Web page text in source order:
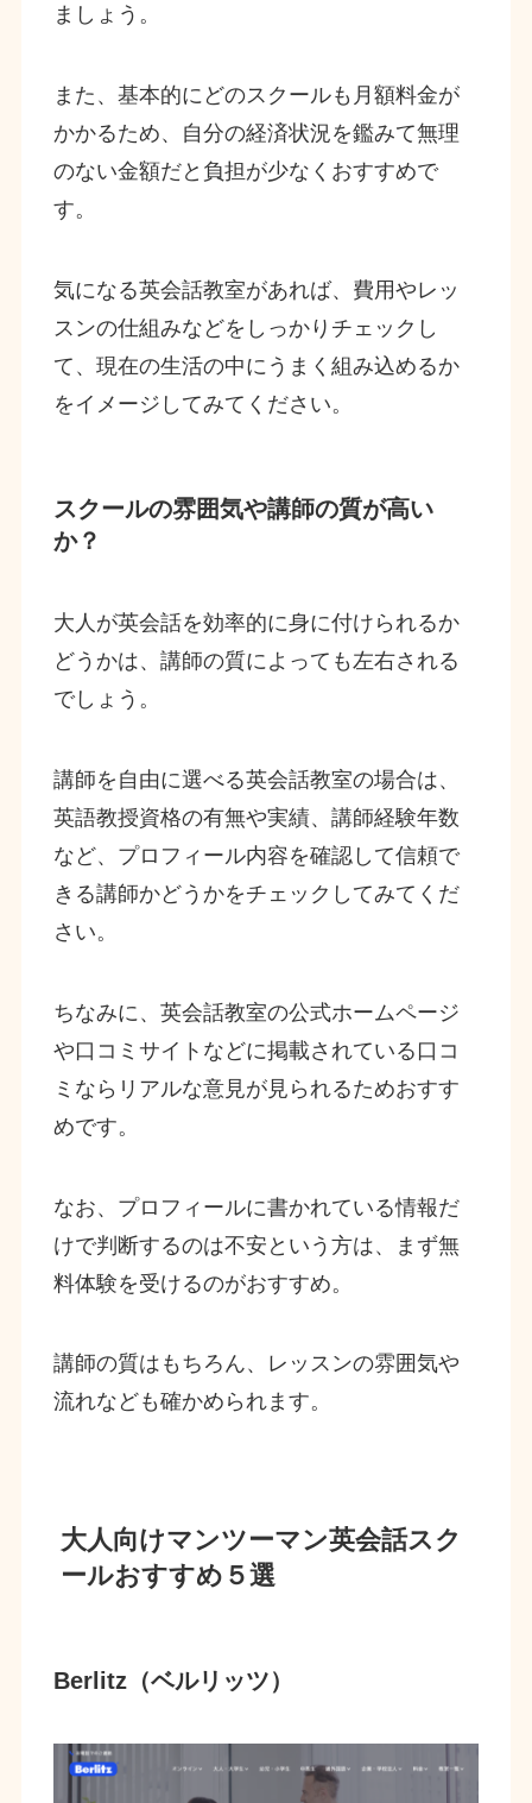
ましょう。
また、基本的にどのスクールも月額料金が
かかるため、自分の経済状況を鑑みて無理
のない金額だと負担が少なくおすすめで
す。
気になる英会話教室があれば、費用やレッ
スンの仕組みなどをしっかりチェックし
て、現在の生活の中にうまく組み込めるか
をイメージしてみてください。
スクールの雰囲気や講師の質が高い
か？
大人が英会話を効率的に身に付けられるか
どうかは、講師の質によっても左右される
でしょう。
講師を自由に選べる英会話教室の場合は、
英語教授資格の有無や実績、講師経験年数
など、プロフィール内容を確認して信頼で
きる講師かどうかをチェックしてみてくだ
さい。
ちなみに、英会話教室の公式ホームページ
や口コミサイトなどに掲載されている口コ
ミならリアルな意見が見られるためおすす
めです。
なお、プロフィールに書かれている情報だ
けで判断するのは不安という方は、まず無
料体験を受けるのがおすすめ。
講師の質はもちろん、レッスンの雰囲気や
流れなども確かめられます。
大人向けマンツーマン英会話スク
ールおすすめ５選
Berlitz（ベルリッツ）